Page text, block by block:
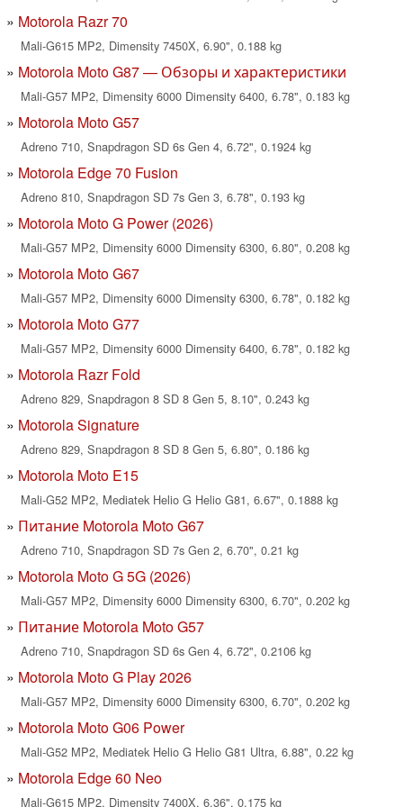
Motorola Razr 70
Mali-G615 MP2, Dimensity 7450X, 6.90", 0.188 kg
Motorola Moto G87 — Обзоры и характеристики
Mali-G57 MP2, Dimensity 6000 Dimensity 6400, 6.78", 0.183 kg
Motorola Moto G57
Adreno 710, Snapdragon SD 6s Gen 4, 6.72", 0.1924 kg
Motorola Edge 70 Fusion
Adreno 810, Snapdragon SD 7s Gen 3, 6.78", 0.193 kg
Motorola Moto G Power (2026)
Mali-G57 MP2, Dimensity 6000 Dimensity 6300, 6.80", 0.208 kg
Motorola Moto G67
Mali-G57 MP2, Dimensity 6000 Dimensity 6300, 6.78", 0.182 kg
Motorola Moto G77
Mali-G57 MP2, Dimensity 6000 Dimensity 6400, 6.78", 0.182 kg
Motorola Razr Fold
Adreno 829, Snapdragon 8 SD 8 Gen 5, 8.10", 0.243 kg
Motorola Signature
Adreno 829, Snapdragon 8 SD 8 Gen 5, 6.80", 0.186 kg
Motorola Moto E15
Mali-G52 MP2, Mediatek Helio G Helio G81, 6.67", 0.1888 kg
Питание Motorola Moto G67
Adreno 710, Snapdragon SD 7s Gen 2, 6.70", 0.21 kg
Motorola Moto G 5G (2026)
Mali-G57 MP2, Dimensity 6000 Dimensity 6300, 6.70", 0.202 kg
Питание Motorola Moto G57
Adreno 710, Snapdragon SD 6s Gen 4, 6.72", 0.2106 kg
Motorola Moto G Play 2026
Mali-G57 MP2, Dimensity 6000 Dimensity 6300, 6.70", 0.202 kg
Motorola Moto G06 Power
Mali-G52 MP2, Mediatek Helio G Helio G81 Ultra, 6.88", 0.22 kg
Motorola Edge 60 Neo
Mali-G615 MP2, Dimensity 7400X, 6.36", 0.175 kg